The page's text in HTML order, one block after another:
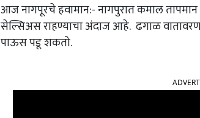
आज नागपूरचे हवामान:- नागपुरात कमाल
सेल्सिअस राहण्याचा अंदाज आहे. ढगाळ
पाऊस पडू शकतो.